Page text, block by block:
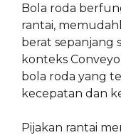
Bola roda
rantai,
berat sepanjang
konteks
bola roda yang
kecepatan dan
Pijakan rantai